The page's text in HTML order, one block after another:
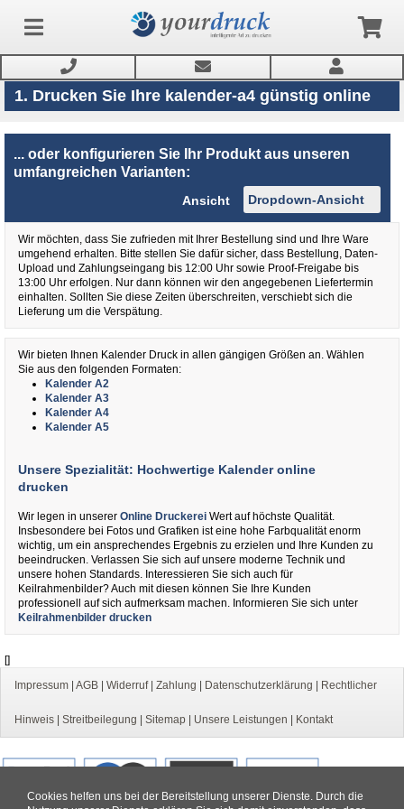
Anmelden
Service
Newsletter
Cookies helfen uns bei der Bereitstellung unserer Dienste. Durch die
1. Drucken Sie Ihre kalender-a4 günstig online
... oder konfigurieren Sie Ihr Produkt aus unseren
umfangreichen Varianten:
Ansicht
Wir möchten, dass Sie zufrieden mit Ihrer Bestellung sind und Ihre Ware
umgehend erhalten. Bitte stellen Sie dafür sicher, dass Bestellung, Daten-
Upload und Zahlungseingang bis 12:00 Uhr sowie Proof-Freigabe bis
13:00 Uhr erfolgen. Nur dann können wir den angegebenen Liefertermin
einhalten. Sollten Sie diese Zeiten überschreiten, verschiebt sich die
Lieferung um die Verspätung.
Wir bieten Ihnen Kalender Druck in allen gängigen Größen an. Wählen
Sie aus den folgenden Formaten:
Kalender A2
Kalender A3
Kalender A4
Kalender A5
Unsere Spezialität: Hochwertige Kalender online
drucken
Wir legen in unserer Online Druckerei Wert auf höchste Qualität.
Insbesondere bei Fotos und Grafiken ist eine hohe Farbqualität enorm
wichtig, um ein ansprechendes Ergebnis zu erzielen und Ihre Kunden zu
beeindrucken. Verlassen Sie sich auf unsere moderne Technik und
unsere hohen Standards. Interessieren Sie sich auch für
Keilrahmenbilder? Auch mit diesen können Sie Ihre Kunden
professionell auf sich aufmerksam machen. Informieren Sie sich unter
Keilrahmenbilder drucken
[]
Impressum AGB Widerruf| Zahlung Datenschutzerklärung Rechtlicher
Hinweis Streitbeilegung Sitemap Unsere Leistungen Kontakt